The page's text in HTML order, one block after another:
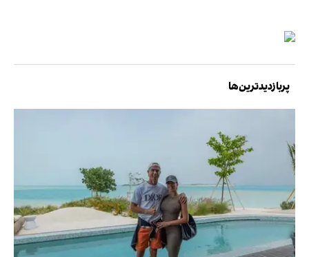
پربازدیدترین‌ها